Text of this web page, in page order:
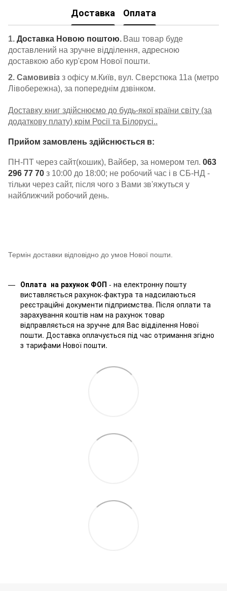
Доставка Оплата
1. Доставка Новою поштою. Ваш товар буде
доставлений на зручне відділення, адресною
доставкою або кур'єром Нової пошти.
2. Самовивіз з офісу м.Київ, вул. Сверстюка 11а (метро
Лівобережна), за попереднім дзвінком.
Доставку книг здійснюємо до будь-якої країни світу (за
додаткову плату) крім Росії та Білорусі..
Прийом замовлень здійснюється в:
ПН-ПТ через сайт(кошик), Вайбер, за номером тел. 063
296 77 70 з 10:00 до 18:00; не робочий час і в СБ-НД -
тільки через сайт, після чого з Вами зв'яжуться у
найближчий робочий день.
Термін доставки відповідно до умов Нової пошти.
Оплата на рахунок ФОП - на електронну пошту
виставляється рахунок-фактура та надсилаються
реєстраційні документи підприємства. Після оплати та
зарахування коштів нам на рахунок товар
відправляється на зручне для Вас відділення Нової
пошти. Доставка оплачується під час отримання згідно
з тарифами Нової пошти.